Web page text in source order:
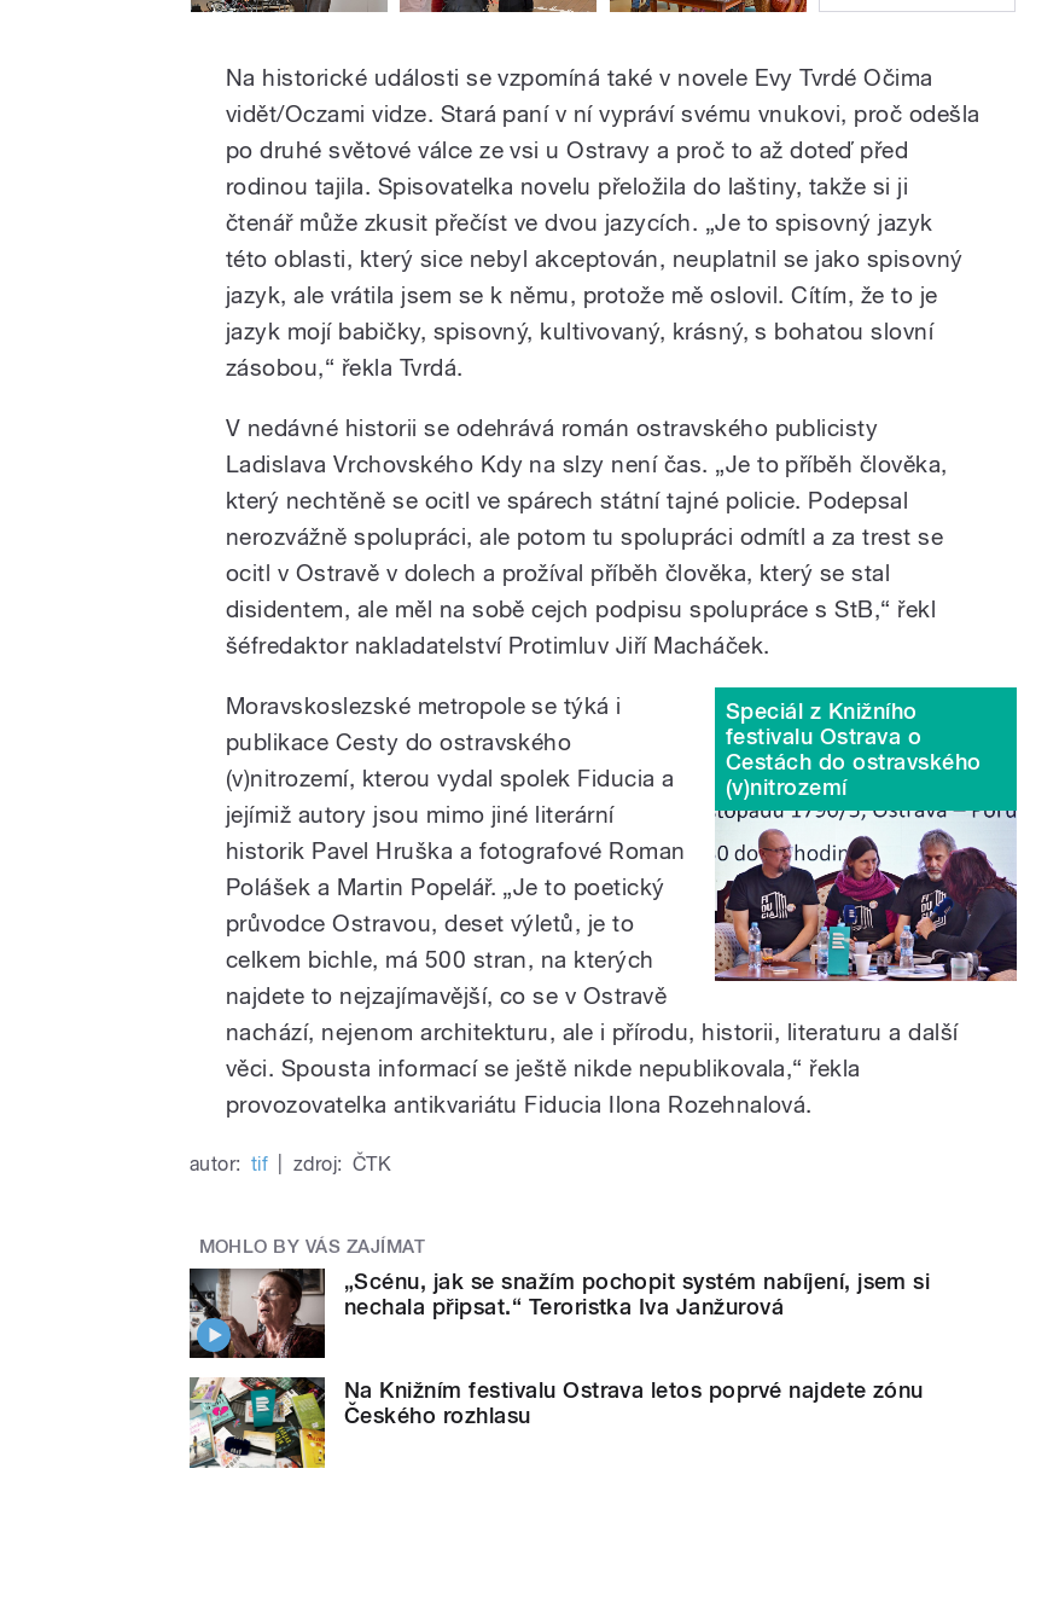
Na historické události se vzpomíná také v novele Evy Tvrdé Očima
vidět/Oczami vidze. Stará paní v ní vypráví svému vnukovi, proč odešla
po druhé světové válce ze vsi u Ostravy a proč to až doteď před
rodinou tajila. Spisovatelka novelu přeložila do laštiny, takže si ji
čtenář může zkusit přečíst ve dvou jazycích. „Je to spisovný jazyk
této oblasti, který sice nebyl akceptován, neuplatnil se jako spisovný
jazyk, ale vrátila jsem se k němu, protože mě oslovil. Cítím, že to je
jazyk mojí babičky, spisovný, kultivovaný, krásný, s bohatou slovní
zásobou,“ řekla Tvrdá.
V nedávné historii se odehrává román ostravského publicisty
Ladislava Vrchovského Kdy na slzy není čas. „Je to příběh člověka,
který nechtěně se ocitl ve spárech státní tajné policie. Podepsal
nerozvážně spolupráci, ale potom tu spolupráci odmítl a za trest se
ocitl v Ostravě v dolech a prožíval příběh člověka, který se stal
disidentem, ale měl na sobě cejch podpisu spolupráce s StB,“ řekl
šéfredaktor nakladatelství Protimluv Jiří Macháček.
Speciál z Knižního
festivalu Ostrava o
Cestách do ostravského
(v)nitrozemí
Moravskoslezské metropole se týká i
publikace Cesty do ostravského
(v)nitrozemí, kterou vydal spolek Fiducia a
jejímiž autory jsou mimo jiné literární
historik Pavel Hruška a fotografové Roman
Polášek a Martin Popelář. „Je to poetický
průvodce Ostravou, deset výletů, je to
celkem bichle, má 500 stran, na kterých
najdete to nejzajímavější, co se v Ostravě
nachází, nejenom architekturu, ale i přírodu, historii, literaturu a další
věci. Spousta informací se ještě nikde nepublikovala,“ řekla
provozovatelka antikvariátu Fiducia Ilona Rozehnalová.
autor: tif zdroj: ČTK
MOHLO BY VÁS ZAJÍMAT
„Scénu, jak se snažím pochopit systém nabíjení, jsem si
nechala připsat.“ Teroristka Iva Janžurová
Na Knižním festivalu Ostrava letos poprvé najdete zónu
Českého rozhlasu